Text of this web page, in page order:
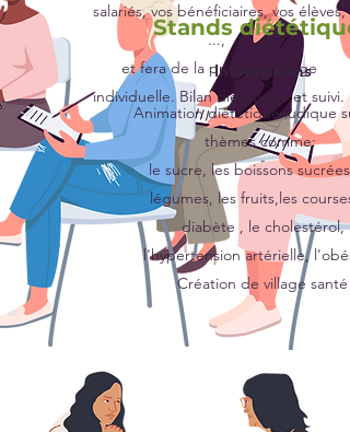
salariés, vos bénéficiaires, vos élèves,
...,
et fera de la prise en charge
individuelle. Bilan diététique et suivi.
Stands
Informations
Animation diététique ludique
thèmes comme:
le sucre, les boissons sucrées,
légumes, les fruits,les
diabète , le cholestérol,
l'hypertension artérielle,
Création de village santé